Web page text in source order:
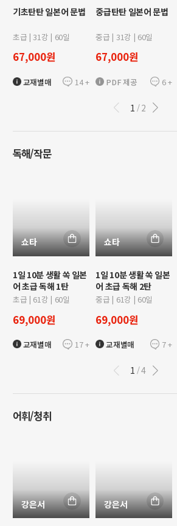
기초탄탄 일본어 문법
초급 |31강 | 60일
67,000원
교재별매 14+
중급탄탄 일본어 문법
중급 | 31강 | 60일
67,000원
PDF 제공 6+
1 /2
독해/작문
쇼타
1일 10분 생활 쏙 일본
어 초급 독해 1탄
초급 | 61강 | 60일
69,000원
교재별매 17+
쇼타
1일 10분 생활 쏙 일본
어 초급 독해 2탄
중급 | 61강 | 60일
69,000원
교재별매 7+
1 /4
어휘/청취
강은서 강은서